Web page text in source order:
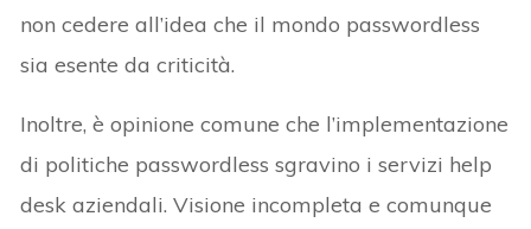
non cedere all’idea che il mondo passwordless
sia esente da criticità.
Inoltre, è opinione comune che l’implementazione
di politiche passwordless sgravino i servizi help
desk aziendali. Visione incompleta e comunque